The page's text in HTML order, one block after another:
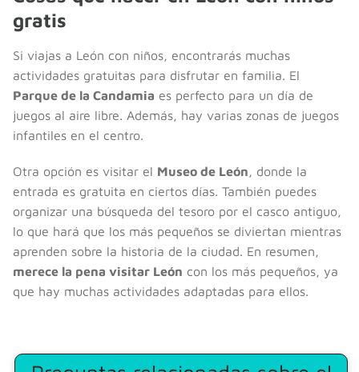
gratis
Si viajas a León con niños, encontrarás muchas
actividades gratuitas para disfrutar en familia. El
Parque de la Candamia es perfecto para un día de
juegos al aire libre. Además, hay varias zonas de juegos
infantiles en el centro.
Otra opción es visitar el Museo de León, donde la
entrada es gratuita en ciertos días. También puedes
organizar una búsqueda del tesoro por el casco antiguo,
lo que hará que los más pequeños se diviertan mientras
aprenden sobre la historia de la ciudad. En resumen,
merece la pena visitar León con los más pequeños, ya
que hay muchas actividades adaptadas para ellos.